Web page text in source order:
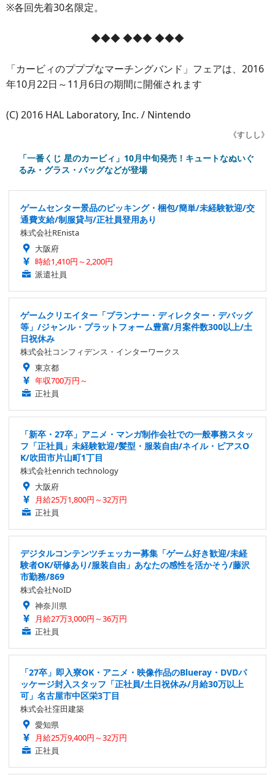
※各回先着30名限定。
◆◆◆ ◆◆◆ ◆◆◆
「カービィのプププなマーチングバンド」フェアは、2016
年10月22日～11月6日の期間に開催されます
(C) 2016 HAL Laboratory, Inc. / Nintendo
《すしし》
「一番くじ 星のカービィ」10月中旬発売！キュートなぬいぐ
るみ・グラス・バッグなどが登場
ゲームセンター景品のピッキング・梱包/簡単/未経験歓迎/交
通費支給/制服貸与/正社員登用あり
株式会社REnista
大阪府
時給1,410円～2,200円
派遣社員
ゲームクリエイター「プランナー・ディレクター・デバッグ
等」/ジャンル・プラットフォーム豊富/月案件数300以上/土
日祝休み
株式会社コンフィデンス・インターワークス
東京都
年収700万円～
正社員
「新卒・27卒」アニメ・マンガ制作会社での一般事務スタッ
フ「正社員」未経験歓迎/髪型・服装自由/ネイル・ピアスO
K/吹田市片山町1丁目
株式会社enrich technology
大阪府
月給25万1,800円～32万円
正社員
デジタルコンテンツチェッカー募集「ゲーム好き歓迎/未経
験者OK/研修あり/服装自由」あなたの感性を活かそう/藤沢
市勤務/869
株式会社NoID
神奈川県
月給27万3,000円～36万円
正社員
「27卒」即入寮OK・アニメ・映像作品のBlueray・DVDパ
ッケージ封入スタッフ「正社員/土日祝休み/月給30万以上
可」名古屋市中区栄3丁目
株式会社窪田建築
愛知県
月給25万9,400円～32万円
正社員